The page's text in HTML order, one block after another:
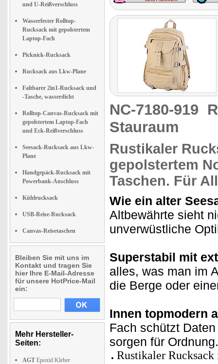
und U-Reißverschluss
Wasserfester Rolltop-
Rucksack mit gepolstertem
Laptop-Fach
Picknick-Rucksack
Rucksack aus Lkw-Plane
Faltbarer 2in1-Rucksack und
-Tasche, wasserdicht
Rolltop-Canvas-Rucksack mit
gepolstertem Laptop-Fach
und Eck-Reißverschluss
Seesack-Rucksack aus Lkw-
Plane
Handgepäck-Rucksack mit
Powerbank-Anschluss
Kühlrucksack
USB-Reise-Rucksack
Canvas-Reisetaschen
Bleiben Sie mit uns im
Kontakt und tragen Sie
hier Ihre E-Mail-Adresse
für unsere HotPrice-Mail
ein:
Mehr Hersteller-
Seiten:
AGT Epoxid Kleber
NC-7180-919
Stauraum
Rustikaler
gepolstertem
Taschen. Für
Wie ein alter
Altbewährte sieht
unverwüstliche
Superstabil mit
alles, was man im
die Berge oder
Innen topmodern
Fach schützt
sorgen für
Rustikaler